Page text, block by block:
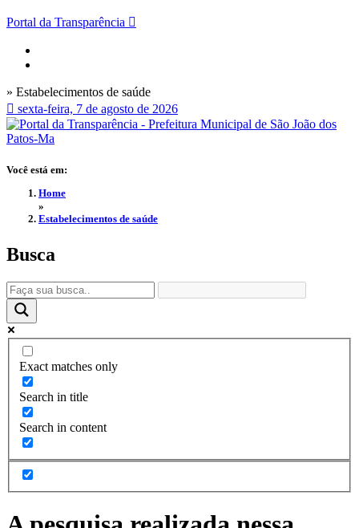
Portal da Transparência
» Estabelecimentos de saúde
sexta-feira, 7 de agosto de 2026
Você está em:
Home
»
Estabelecimentos de saúde
Busca
Exact matches only
Search in title
Search in content